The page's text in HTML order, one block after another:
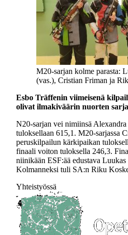
M20-sarjan kolme parasta:
(vas.), Cristian Friman ja
Esbo Träffenin viimeisenä
olivat ilmakiväärin nuorten
N20-sarjan vei nimiinsä
tuloksellaan 615,1. M20-sarjassa
peruskilpailun kärkipaikan
finaali voiton tuloksella 246,3.
niinikään ESF:ää edustava
Kolmanneksi tuli SA:n Riku
Yhteistyössä